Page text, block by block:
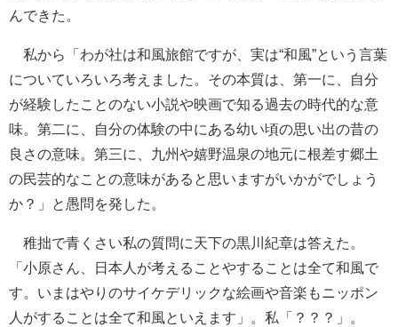
んできた。
私から「わが社は和風旅館ですが、実は“和風”という言葉
についていろいろ考えました。その本質は、第一に、自分
が経験したことのない小説や映画で知る過去の時代的な意
味。第二に、自分の体験の中にある幼い頃の思い出の昔の
良さの意味。第三に、九州や嬉野温泉の地元に根差す郷土
の民芸的なことの意味があると思いますがいかがでしょう
か？」と愚問を発した。
稚拙で青くさい私の質問に天下の黒川紀章は答えた。
「小原さん、日本人が考えることやすることは全て和風で
す。いまはやりのサイケデリックな絵画や音楽もニッポン
人がすることは全て和風といえます」。私「？？？」。